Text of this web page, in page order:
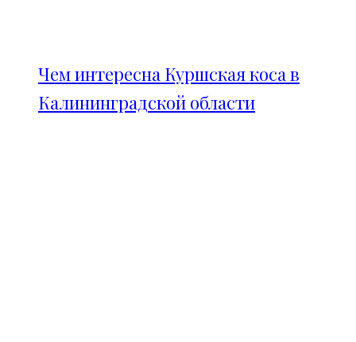
Чем интересна Куршская коса в
Калининградской области